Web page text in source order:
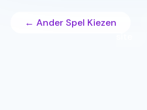
← Ander Spel Kiezen